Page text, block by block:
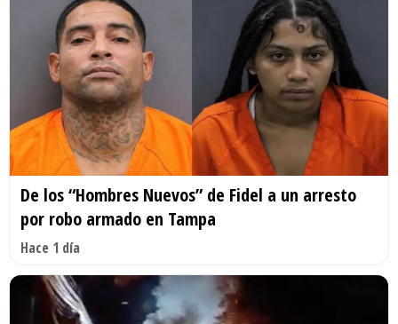
De los “Hombres Nuevos” de Fidel a un arresto
por robo armado en Tampa
Hace 1 día